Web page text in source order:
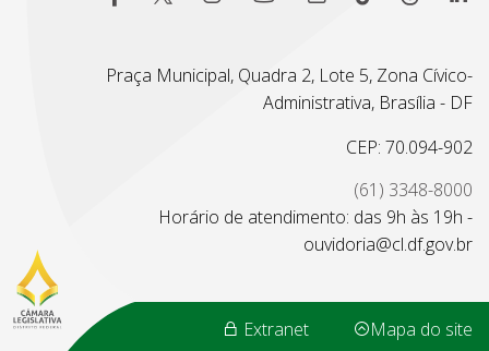
Praça Municipal, Quadra 2, Lote 5, Zona Cívico-
Administrativa, Brasília - DF
CEP: 70.094-902
(61) 3348-8000
Horário de atendimento: das 9h às 19h -
ouvidoria@cl.df.gov.br
Extranet Mapa do site